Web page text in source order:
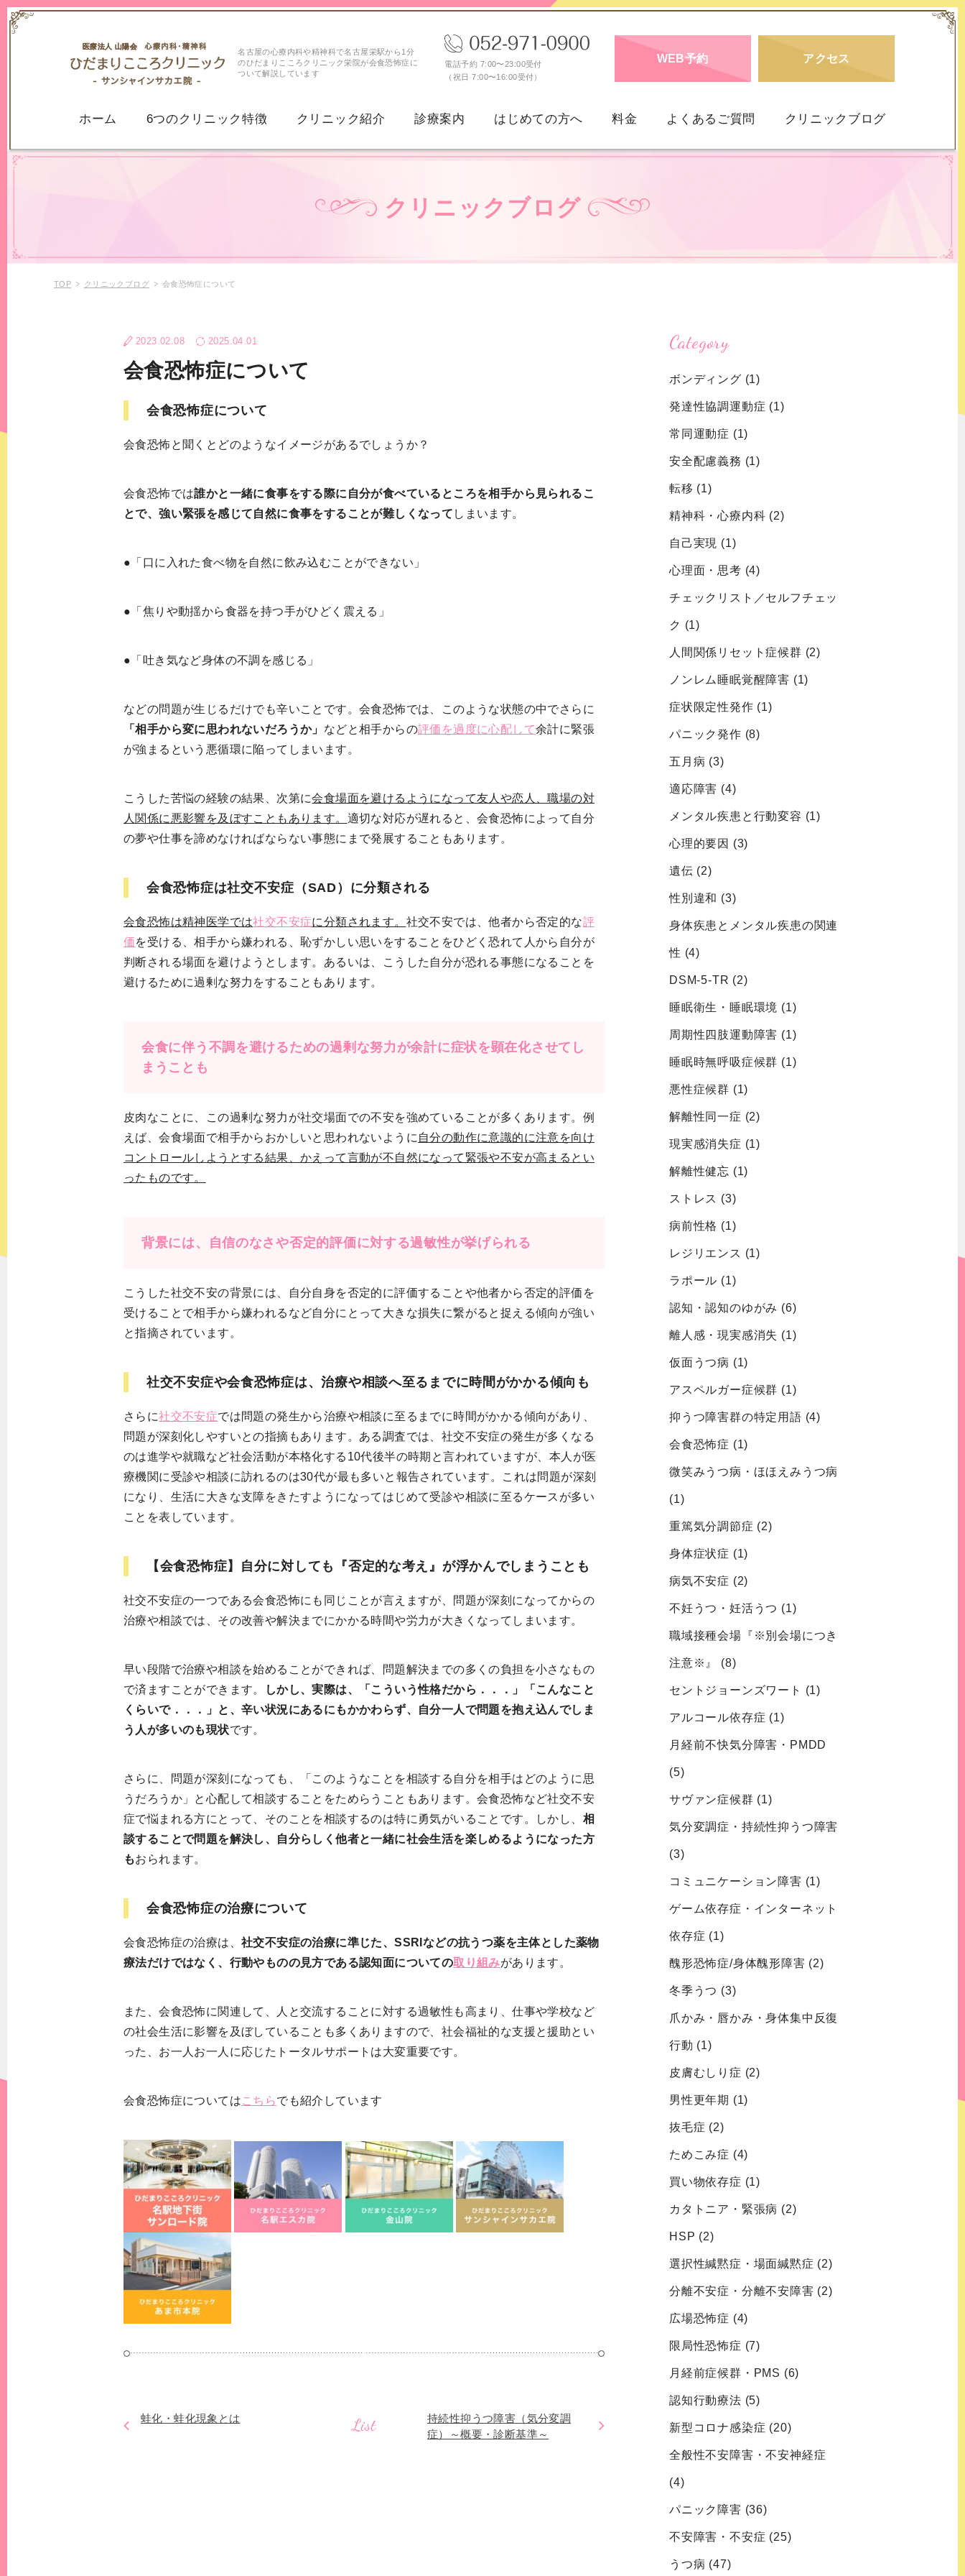
名古屋の心療内科や精神科で名古屋栄駅から1分
のひだまりこころクリニック栄院が会食恐怖症に
ついて解説しています
電話予約 7:00〜23:00受付
（祝日 7:00〜16:00受付）
WEB予約 アクセス
ホーム 6つのクリニック特徴 クリニック紹介 診療案内 はじめての方へ 料金 よくあるご質問 クリニックブログ
気分変調症・持続性抑うつ障害 月経前不快気分障害（PMDD）
その他 適応障害 強迫性障害 認知症
月経前症候群（PMS）
むずむず脚
クリニックブログ
TOP クリニックブログ 会食恐怖症について
2023.02.08 2025.04.01
会食恐怖症について
会食恐怖症について
会食恐怖と聞くとどのようなイメージがあるでしょうか？
会食恐怖では誰かと一緒に食事をする際に自分が食べているところを相手から見られるこ
とで、強い緊張を感じて自然に食事をすることが難しくなって しまいます。
●「口に入れた食べ物を自然に飲み込むことができない」
●「焦りや動揺から食器を持つ手がひどく震える」
●「吐き気など身体の不調を感じる」
などの問題が生じるだけでも辛いことです。会食恐怖では、このような状態の中でさらに
「相手から変に思われないだろうか」 などと相手からの評価を過度に心配して余計に緊張
が強まるという悪循環に陥ってしまいます。
こうした苦悩の経験の結果、次第に会食場面を避けるようになって友人や恋人、職場の対
人関係に悪影響を及ぼすこともあります。 適切な対応が遅れると、会食恐怖によって自分
の夢や仕事を諦めなければならない事態にまで発展することもあります。
会食恐怖症は社交不安症（SAD）に分類される
会食恐怖は精神医学では社交不安症に分類されます。 社交不安では、他者から否定的な評
価を受ける、相手から嫌われる、恥ずかしい思いをすることをひどく恐れて人から自分が
判断される場面を避けようとします。あるいは、こうした自分が恐れる事態になることを
避けるために過剰な努力をすることもあります。
会食に伴う不調を避けるための過剰な努力が余計に症状を顕在化させてし
まうことも
皮肉なことに、この過剰な努力が社交場面での不安を強めていることが多くあります。例
えば、会食場面で相手からおかしいと思われないように 自分の動作に意識的に注意を向け
コントロールしようとする結果、かえって言動が不自然になって緊張や不安が高まるとい
ったものです。
背景には、自信のなさや否定的評価に対する過敏性が挙げられる
こうした社交不安の背景には、自分自身を否定的に評価することや他者から否定的評価を
受けることで相手から嫌われるなど自分にとって大きな損失に繋がると捉える傾向が強い
と指摘されています。
社交不安症や会食恐怖症は、治療や相談へ至るまでに時間がかかる傾向も
さらに社交不安症では問題の発生から治療や相談に至るまでに時間がかかる傾向があり、
問題が深刻化しやすいとの指摘もあります。ある調査では、社交不安症の発生が多くなる
のは進学や就職など社会活動が本格化する10代後半の時期と言われていますが、本人が医
療機関に受診や相談に訪れるのは30代が最も多いと報告されています。これは問題が深刻
になり、生活に大きな支障をきたすようになってはじめて受診や相談に至るケースが多い
ことを表しています。
【会食恐怖症】自分に対しても『否定的な考え』が浮かんでしまうことも
社交不安症の一つである会食恐怖にも同じことが言えますが、問題が深刻になってからの
治療や相談では、その改善や解決までにかかる時間や労力が大きくなってしまいます。
早い段階で治療や相談を始めることができれば、問題解決までの多くの負担を小さなもの
で済ますことができます。
しかし、実際は、「こういう性格だから．．．」「こんなこと
くらいで．．．」と、辛い状況にあるにもかかわらず、自分一人で問題を抱え込んでしま
う人が多いのも現状です。
さらに、問題が深刻になっても、「このようなことを相談する自分を相手はどのように思
うだろうか」と心配して相談することをためらうこともあります。会食恐怖など社交不安
症で悩まれる方にとって、そのことを相談するのは特に勇気がいることです。しかし、 相
談することで問題を解決し、自分らしく他者と一緒に社会生活を楽しめるようになった方
もおられます。
会食恐怖症の治療について
会食恐怖症の治療は、 社交不安症の治療に準じた、SSRIなどの抗うつ薬を主体とした薬物
療法だけではなく、行動やものの見方である認知面についての取り組みがあります。
また、会食恐怖に関連して、人と交流することに対する過敏性も高まり、仕事や学校など
の社会生活に影響を及ぼしていることも多くありますので、社会福祉的な支援と援助とい
った、お一人お一人に応じたトータルサポートは大変重要です。
会食恐怖症についてはこちらでも紹介しています
蛙化・蛙化現象とは List
持続性抑うつ障害（気分変調
症）～概要・診断基準～
Category
ボンディング (1)
発達性協調運動症 (1)
常同運動症 (1)
安全配慮義務 (1)
転移 (1)
精神科・心療内科 (2)
自己実現 (1)
心理面・思考 (4)
チェックリスト／セルフチェッ
ク (1)
人間関係リセット症候群 (2)
ノンレム睡眠覚醒障害 (1)
症状限定性発作 (1)
パニック発作 (8)
五月病 (3)
適応障害 (4)
メンタル疾患と行動変容 (1)
心理的要因 (3)
遺伝 (2)
性別違和 (3)
身体疾患とメンタル疾患の関連
性 (4)
DSM-5-TR (2)
睡眠衛生・睡眠環境 (1)
周期性四肢運動障害 (1)
睡眠時無呼吸症候群 (1)
悪性症候群 (1)
解離性同一症 (2)
現実感消失症 (1)
解離性健忘 (1)
ストレス (3)
病前性格 (1)
レジリエンス (1)
ラポール (1)
認知・認知のゆがみ (6)
離人感・現実感消失 (1)
仮面うつ病 (1)
アスペルガー症候群 (1)
抑うつ障害群の特定用語 (4)
会食恐怖症 (1)
微笑みうつ病・ほほえみうつ病
(1)
重篤気分調節症 (2)
身体症状症 (1)
病気不安症 (2)
不妊うつ・妊活うつ (1)
職域接種会場『※別会場につき
注意※』 (8)
セントジョーンズワート (1)
アルコール依存症 (1)
月経前不快気分障害・PMDD
(5)
サヴァン症候群 (1)
気分変調症・持続性抑うつ障害
(3)
コミュニケーション障害 (1)
ゲーム依存症・インターネット
依存症 (1)
醜形恐怖症/身体醜形障害 (2)
冬季うつ (3)
爪かみ・唇かみ・身体集中反復
行動 (1)
皮膚むしり症 (2)
男性更年期 (1)
抜毛症 (2)
ためこみ症 (4)
買い物依存症 (1)
カタトニア・緊張病 (2)
HSP (2)
選択性緘黙症・場面緘黙症 (2)
分離不安症・分離不安障害 (2)
広場恐怖症 (4)
限局性恐怖症 (7)
月経前症候群・PMS (6)
認知行動療法 (5)
新型コロナ感染症 (20)
全般性不安障害・不安神経症
(4)
パニック障害 (36)
不安障害・不安症 (25)
うつ病 (47)